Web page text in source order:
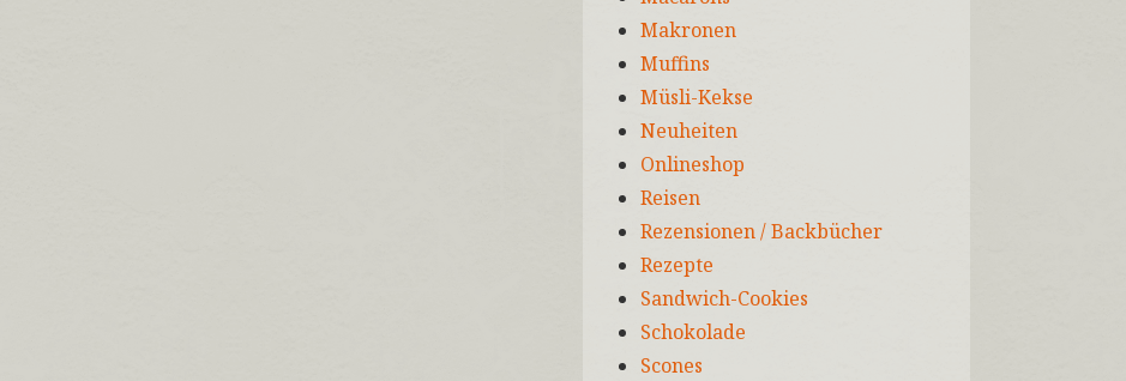
Makronen
Muffins
Müsli-Kekse
Neuheiten
Onlineshop
Reisen
Rezensionen / Backbücher
Rezepte
Sandwich-Cookies
Schokolade
Scones